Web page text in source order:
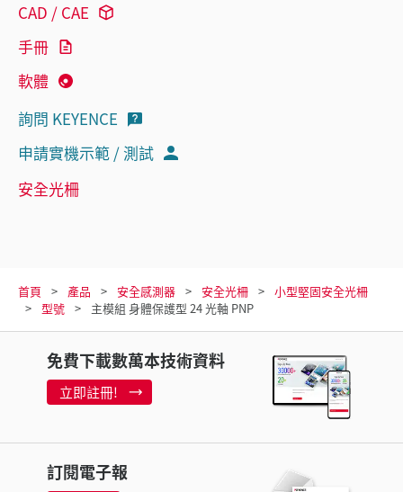
CAD / CAE
手冊
軟體
詢問 KEYENCE
申請實機示範 / 測試
安全光柵
首頁 產品 安全感測器 安全光柵
小型堅固安全光柵
型號
主模組 身體保護型 24 光軸 PNP
免費下載數萬本技術資料
立即註冊!
訂閱電子報